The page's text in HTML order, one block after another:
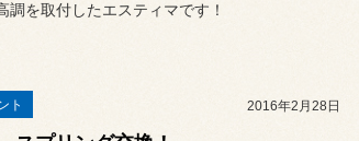
調を取付したエスティマです！
ト 2016年2月28日